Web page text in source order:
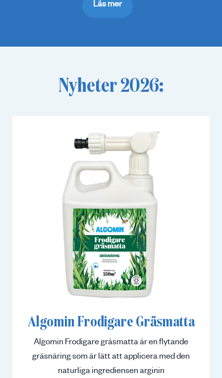
Läs mer
Nyheter 2026:
Algomin Frodigare Gräsmatta
Algomin Frodigare gräsmatta är en flytande
gräsnäring som är lätt att applicera med den
naturliga ingrediensen arginin